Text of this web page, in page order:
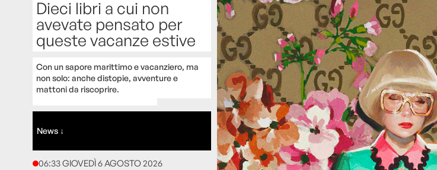
Dieci libri a cui non
avevate pensato per
queste vacanze estive
Con un sapore marittimo e vacanziero, ma
non solo: anche distopie, avventure e
mattoni da riscoprire.
News ↓
06:33 GIOVEDÌ 6 AGOSTO 2026